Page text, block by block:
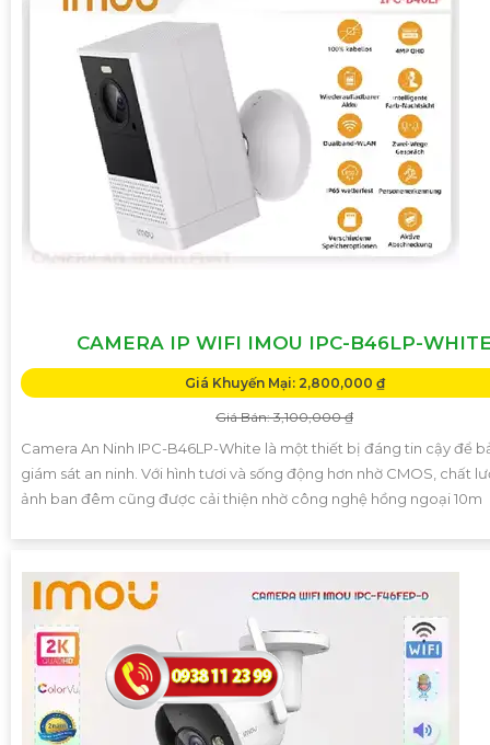
CAMERA IP WIFI IMOU IPC-B46LP-
Giá Khuyến Mại: 2,800,000 ₫
Giá Bán: 3,100,000 ₫
Camera An Ninh IPC-B46LP-White là một thiết bị đáng tin cậy để
giám sát an ninh. Với hình tươi và sống động hơn nhờ CMOS, chất
ảnh ban đêm cũng được cải thiện nhờ công nghệ hồng ngoại 10m